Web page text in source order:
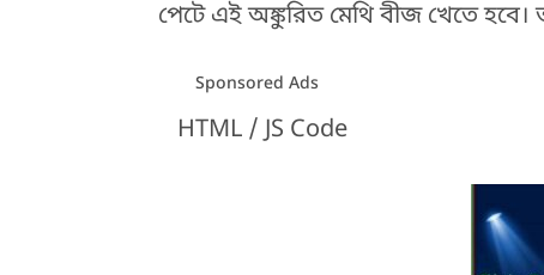
পেটে এই অঙ্কুরিত মেথি বীজ খেতে হবে।
Sponsored Ads
HTML / JS Code